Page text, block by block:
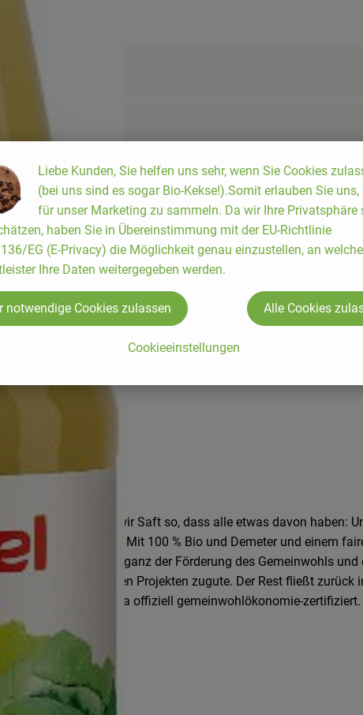
machen wir Saft so, dass alle etwas davon haben:
wir das machen? Mit 100 % Bio und Demeter und einem
die sich voll und ganz der Förderung des Gemeinwohls
und kulturellen Projekten zugute. Der Rest fließt zurück
in Europa offiziell gemeinwohlökonomie-zertifiziert.
Liebe Kunden, Sie helfen uns sehr, wenn Sie Cookies
(bei uns sind es sogar Bio-Kekse!).Somit erlauben Sie uns,
für unser Marketing zu sammeln. Da wir Ihre Privatsphäre
haben Sie in Übereinstimmung mit der EU-Richtlinie
EG (E-Privacy) die Möglichkeit genau einzustellen, an welche
Ihre Daten weitergegeben werden.
Cookieeinstellungen
notwendige Cookies zulassen Alle Cookies